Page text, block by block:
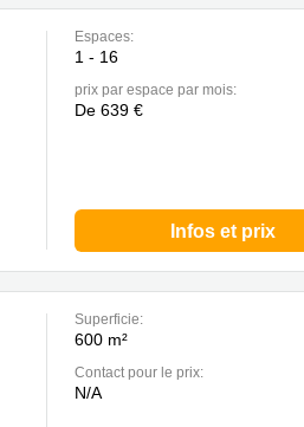
Espaces:
1 - 16
prix par espace par mois:
De 639 €
Infos et prix
Superficie:
600 m²
Contact pour le prix:
N/A